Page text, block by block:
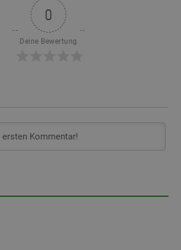
0
Deine Bewertung